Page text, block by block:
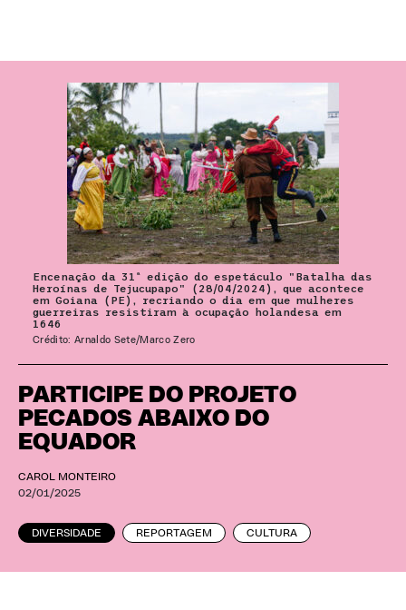
PARTICIPE DO PROJETO
PECADOS ABAIXO DO
EQUADOR
CAROL MONTEIRO
02/01/2025
DIVERSIDADE REPORTAGEM CULTURA
Encenação da 31ª edição do espetáculo "Batalha das
Heroínas de Tejucupapo" (28/04/2024), que acontece
em Goiana (PE), recriando o dia em que mulheres
guerreiras resistiram à ocupação holandesa em
1646
Crédito: Arnaldo Sete/Marco Zero